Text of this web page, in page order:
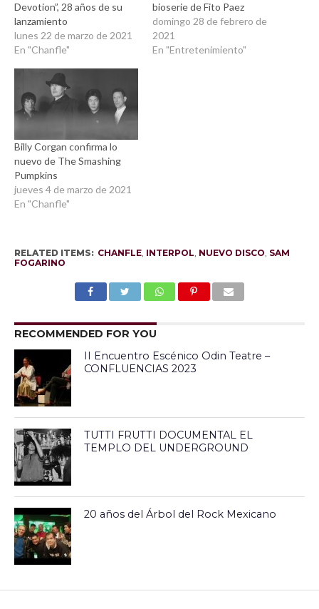
Devotion”, 28 años de su
lanzamiento
lunes 22 de marzo de 2021
En "Chanfle"
bioserie de Fito Paez
domingo 28 de febrero de
2021
En "Entretenimiento"
Billy Corgan confirma lo
nuevo de The Smashing
Pumpkins
jueves 4 de marzo de 2021
En "Chanfle"
RELATED ITEMS: CHANFLE, INTERPOL NUEVO DISCO SAM
FOGARINO
RECOMMENDED FOR YOU
II Encuentro Escénico Odin Teatre –
CONFLUENCIAS 2023
TUTTI FRUTTI DOCUMENTAL EL
TEMPLO DEL UNDERGROUND
20 años del Árbol del Rock Mexicano